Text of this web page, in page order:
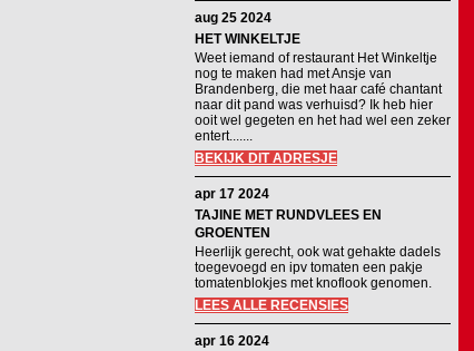
aug 25 2024
HET WINKELTJE
Weet iemand of restaurant Het Winkeltje
nog te maken had met Ansje van
Brandenberg, die met haar café chantant
naar dit pand was verhuisd? Ik heb hier
ooit wel gegeten en het had wel een zeker
entert.......
BEKIJK DIT ADRESJE
apr 17 2024
TAJINE MET RUNDVLEES EN
GROENTEN
Heerlijk gerecht, ook wat gehakte dadels
toegevoegd en ipv tomaten een pakje
tomatenblokjes met knoflook genomen.
LEES ALLE RECENSIES
apr 16 2024